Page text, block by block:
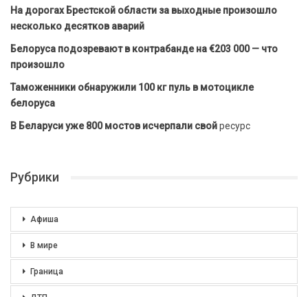
На дорогах Брестской области за выходные произошло
несколько десятков аварий
Белоруса подозревают в контрабанде на €203 000 — что
произошло
Таможенники обнаружили 100 кг пуль в мотоцикле
белоруса
В Беларуси уже 800 мостов исчерпали свойресурс
Рубрики
Афиша
В мире
Граница